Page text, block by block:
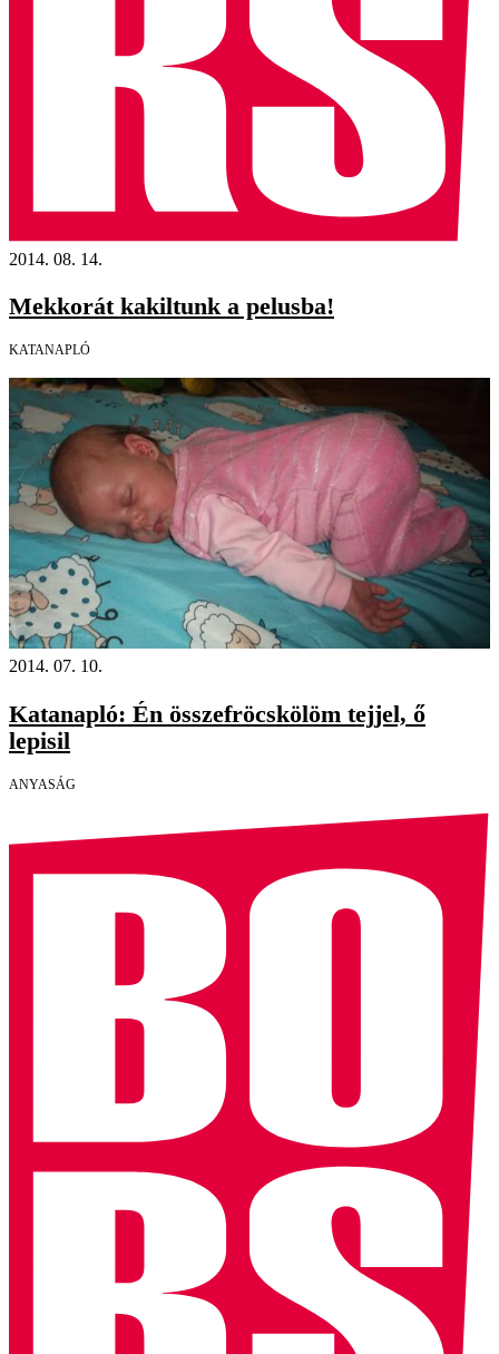
2014. 08. 14.
Mekkorát kakiltunk a pelusba!
KATANAPLÓ
2014. 07. 10.
Katanapló: Én összefröcskölöm tejjel, ő
lepisil
ANYASÁG